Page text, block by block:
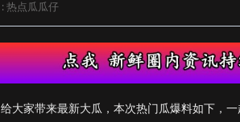
热点瓜瓜仔
大家带来最新大瓜，本次热门瓜爆料如下，一